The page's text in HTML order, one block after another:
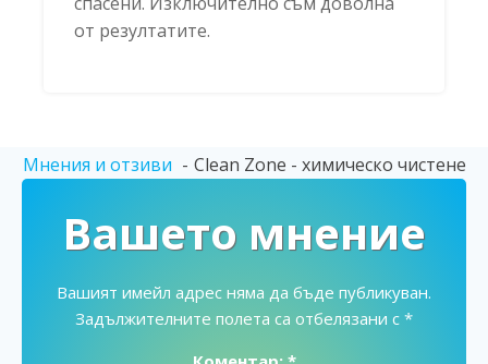
от резултатите.
Мнения и отзиви Clean Zone - химическо чистене
Вашето мнение
Вашият имейл адрес няма да бъде публикуван.
Задължителните полета са отбелязани с *